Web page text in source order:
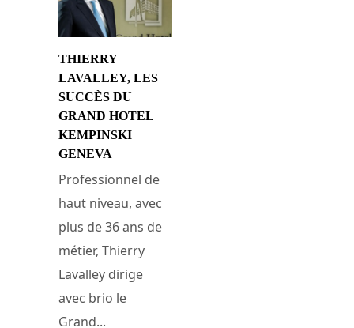
THIERRY
LAVALLEY, LES
SUCCÈS DU
GRAND HOTEL
KEMPINSKI
GENEVA
Professionnel de
haut niveau, avec
plus de 36 ans de
métier, Thierry
Lavalley dirige
avec brio le
Grand...